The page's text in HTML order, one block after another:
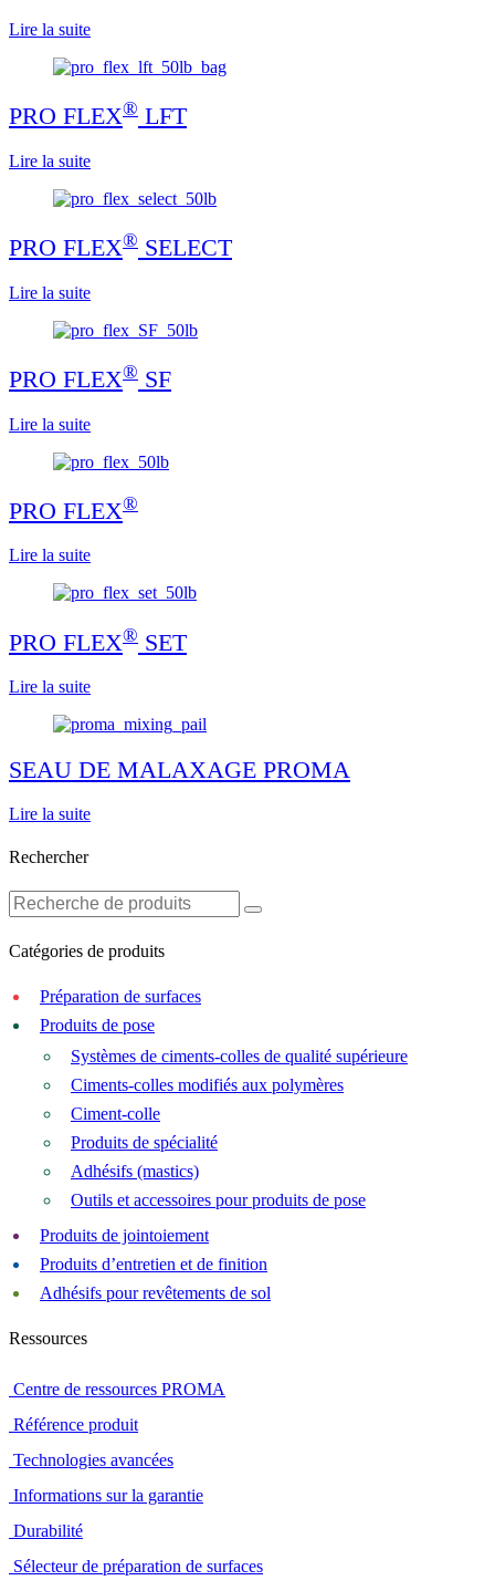
Lire la suite
PRO FLEX® LFT
Lire la suite
PRO FLEX® SELECT
Lire la suite
PRO FLEX® SF
Lire la suite
PRO FLEX®
Lire la suite
PRO FLEX® SET
Lire la suite
SEAU DE MALAXAGE PROMA
Lire la suite
Rechercher
Catégories de produits
Préparation de surfaces
Produits de pose
Systèmes de ciments-colles de qualité supérieure
Ciments-colles modifiés aux polymères
Ciment-colle
Produits de spécialité
Adhésifs (mastics)
Outils et accessoires pour produits de pose
Produits de jointoiement
Produits d’entretien et de finition
Adhésifs pour revêtements de sol
Ressources
Centre de ressources PROMA
Référence produit
Technologies avancées
Informations sur la garantie
Durabilité
Sélecteur de préparation de surfaces